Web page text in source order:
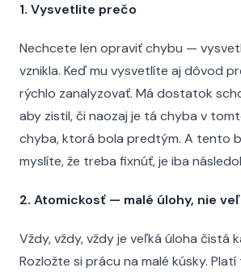
1. Vysvetlite prečo
Nechcete len opraviť chybu —
vznikla. Keď mu vysvetlíte aj dôvod
rýchlo zanalyzovať. Má dostatok
aby zistil, či naozaj je tá chyba v
chyba, ktorá bola predtým. A tento
myslíte, že treba fixnúť, je iba
2. Atomickosť — malé úlohy, nie
Vždy, vždy, vždy je veľká úloha čistá
Rozložte si prácu na malé kúsky.